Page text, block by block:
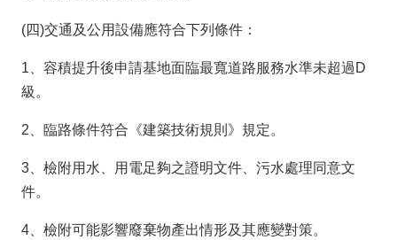
站
安
政
政
網
(四)交通及公用設備應符合下列條件：
1、容積提升後申請基地面臨最寬道路服務水準未超過D
級。
2、臨路條件符合《建築技術規則》規定。
3、檢附用水、用電足夠之證明文件、污水處理同意文
件。
4、檢附可能影響廢棄物產出情形及其應變對策。